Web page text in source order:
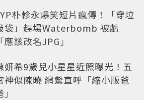
朴軫永爆笑短片瘋傳！「穿垃
袋」趕場Waterbomb 被虧
「應該改名JPG」
妍希9歲兒小星星近照曝光！五
神似陳曉 網驚直呼「縮小版爸